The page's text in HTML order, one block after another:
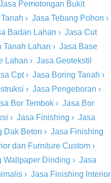
Pemotongan Bukit
› Jasa Tebang Pohon ›
Badan Lahan › Jasa Cut
Tanah Lahan › Jasa Base
Lahan › Jasa Geotekstil
Cpt› Jasa Boring Tanah ›
› Jasa Pengeboran ›
Bor Tembok › Jasa Bor
› Jasa Finishing › Jasa
Dak Beton › Jasa Finishing
dan Furniture Custom ›
Wallpaper Dinding › Jasa
› Jasa Finishing Interior